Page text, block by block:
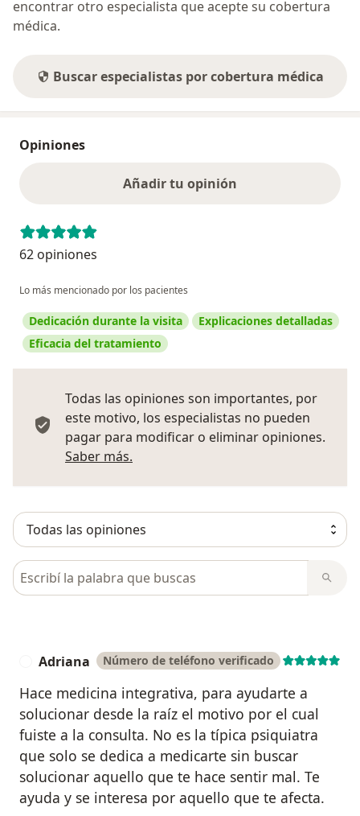
encontrar otro especialista que acepte su cobertura
médica.
Buscar especialistas por cobertura médica
Opiniones
Añadir tu opinión
62 opiniones
Lo más mencionado por los pacientes
Dedicación durante la visita
Explicaciones detalladas
Eficacia del tratamiento
Todas las opiniones son importantes, por
este motivo, los especialistas no pueden
pagar para modificar o eliminar opiniones.
Saber más.
Busca en opiniones
Adriana Número de teléfono verificado
Hace medicina integrativa, para ayudarte a
solucionar desde la raíz el motivo por el cual
fuiste a la consulta. No es la típica psiquiatra
que solo se dedica a medicarte sin buscar
solucionar aquello que te hace sentir mal. Te
ayuda y se interesa por aquello que te afecta.